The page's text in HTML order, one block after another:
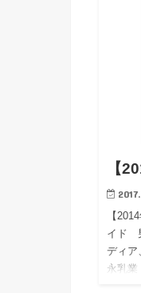
【
【
イド
ディア
永乳